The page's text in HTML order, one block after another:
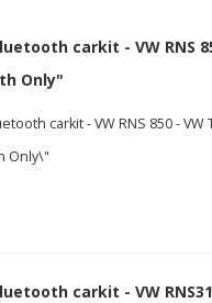
carkit - VW RNS
Only"
carkit - VW RNS 850 -
Only\"
carkit - VW